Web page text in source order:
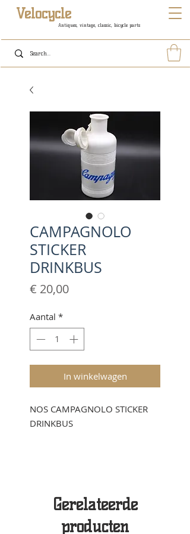
Antiques, vintage, classic, bicycle parts
Velocycle
CAMPAGNOLO
STICKER
DRINKBUS
€ 20,00Prijs
Aantal *
In winkelwagen
NOS CAMPAGNOLO STICKER
DRINKBUS
Gerelateerde
producten